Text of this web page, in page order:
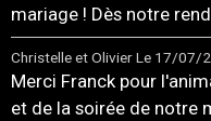
mariage ! Dès notre
Christelle et OlivierLe 17/07/
Merci Franck pour
et de la soirée de notre